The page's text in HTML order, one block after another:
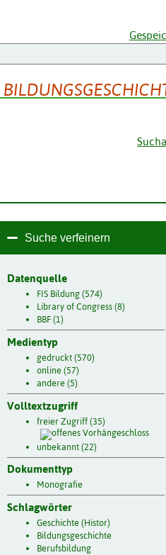
Suche verfeinern
Datenquelle
FIS Bildung (574)
Library of Congress (8)
BBF (1)
Medientyp
gedruckt (570)
online (57)
andere (5)
Volltextzugriff
freier Zugriff (35)
unbekannt (22)
Dokumenttyp
Monografie
Schlagwörter
Geschichte (Histor)
Bildungsgeschichte
Berufsbildung